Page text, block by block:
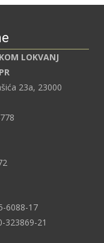
LOKVANJ
23a, 23000
6088-17
323869-21